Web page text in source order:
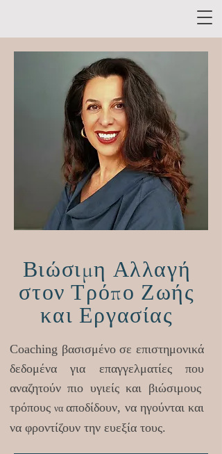
Βιώσιμη Αλλαγή
στον Τρόπο Ζωής
και Εργασίας
Coaching βασισμένο σε επιστημονικά
δεδομένα για επαγγελματίες που
αναζητούν πιο υγιείς και βιώσιμους
τρόπουςνααποδίδουν, να ηγούνται και
να φροντίζουν την ευεξία τους.